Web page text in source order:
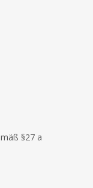
§27 a